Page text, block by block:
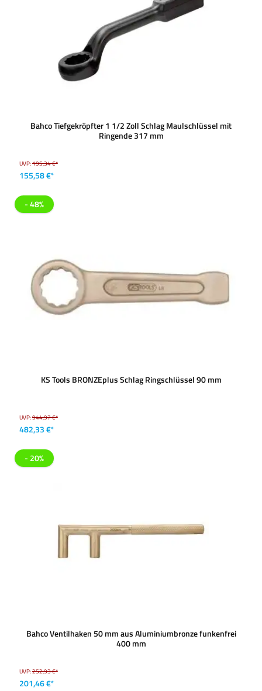
Bahco Tiefgekröpfter 1 1/2 Zoll Schlag Maulschlüssel mit
Ringende 317 mm
UVP:195,34 €*
155,58 €*
- 48%
KS Tools BRONZEplus Schlag Ringschlüssel 90 mm
UVP:944,97 €*
482,33 €*
- 20%
Bahco Ventilhaken 50 mm aus Aluminiumbronze funkenfrei
400 mm
UVP:252,93 €*
201,46 €*